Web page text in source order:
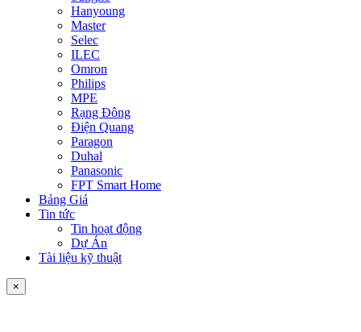
Hanyoung
Master
Selec
ILEC
Omron
Philips
MPE
Rạng Đông
Điện Quang
Paragon
Duhal
Panasonic
FPT Smart Home
Bảng Giá
Tin tức
Tin hoạt động
Dự Án
Tài liệu kỹ thuật
×